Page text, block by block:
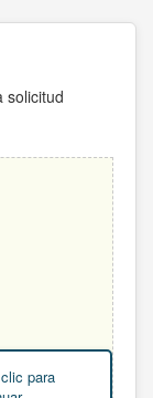
solicitud
para